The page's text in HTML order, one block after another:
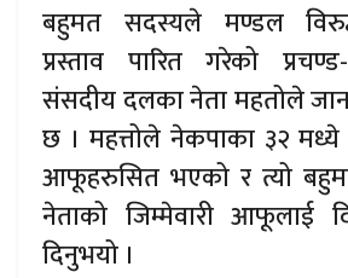
बहुमत सदस्यले मण्डल
प्रस्ताव पारित गरेको
संसदीय दलका नेता महतोले
छ । महत्तोले नेकपाका ३२
आफूहरुसित भएको र त्यो
नेताको जिम्मेवारी आफूलाई
दिनुभयो ।